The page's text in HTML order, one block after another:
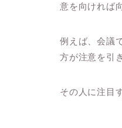
意を向ければ
例えば、会議
方が注意を引
その人に注目